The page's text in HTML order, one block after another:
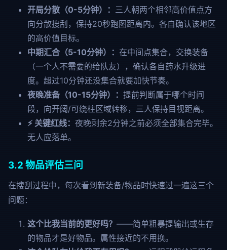
开局分散（0-5分钟）： 三人朝两个相邻高价值点方
向分散搜刮，保持20秒跑图距离内。各自确认该地区
的高价值目标。
中期汇合（5-10分钟）： 在中间点集合，交换装备
（一个人不需要的给队友），确认各自药水升级进
度。超过10分钟还没集合就要加快节奏。
夜晚准备（10-15分钟）： 提前判断属于哪个时间
段，向开阔/可绕柱区域转移，三人保持目视距离。
⚡ 关键红线： 夜晚剩余2分钟之前必须全部集合完毕。
无人应落单。
3.2 物品评估三问
在搜刮过程中，每次看到新装备/物品时快速过一遍这三个
问题：
这个比我当前的更好吗？ ——简单粗暴提输出或生存
的物品才是好物品。属性接近的不用换。